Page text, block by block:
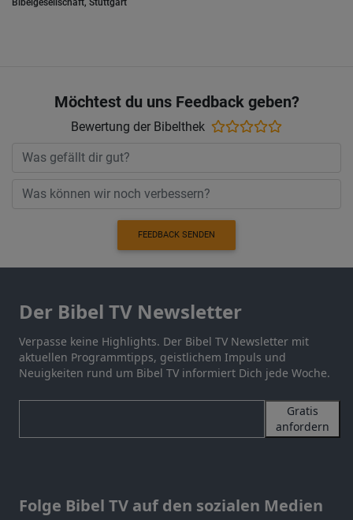
Bibelgesellschaft, Stuttgart
Möchtest du uns Feedback geben?
Bewertung der Bibelthek
FEEDBACK SENDEN
Der Bibel TV Newsletter
Verpasse keine Highlights. Der Bibel TV Newsletter mit
aktuellen Programmtipps, geistlichem Impuls und
Neuigkeiten rund um Bibel TV informiert Dich jede Woche.
Gratis
anfordern
Folge Bibel TV auf den sozialen Medien